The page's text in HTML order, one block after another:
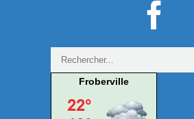

Froberville